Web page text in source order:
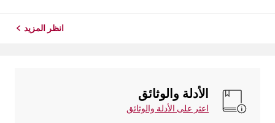
انظر المزيد
الأدلة والوثائق
اعثر على الأدلة والوثائق